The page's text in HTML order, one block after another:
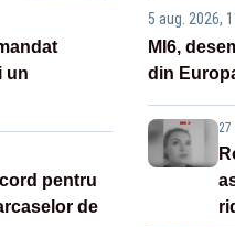
un
pentru
de
5 aug. 2026,
MI6,
din
27